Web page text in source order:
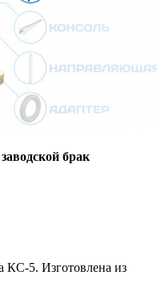
брак
КС-5. Изготовлена из